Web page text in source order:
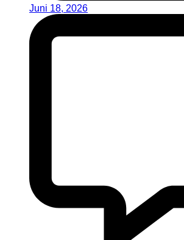
Juni 18, 2026